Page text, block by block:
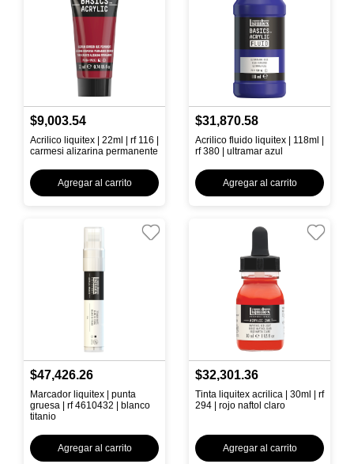
$9,003.54
Acrilico liquitex | 22ml | rf 116 |
carmesi alizarina permanente
Agregar al carrito
$31,870.58
Acrilico fluido liquitex | 118ml |
rf 380 | ultramar azul
Agregar al carrito
$47,426.26
Marcador liquitex | punta
gruesa | rf 4610432 | blanco
titanio
Agregar al carrito
$32,301.36
Tinta liquitex acrilica | 30ml | rf
294 | rojo naftol claro
Agregar al carrito